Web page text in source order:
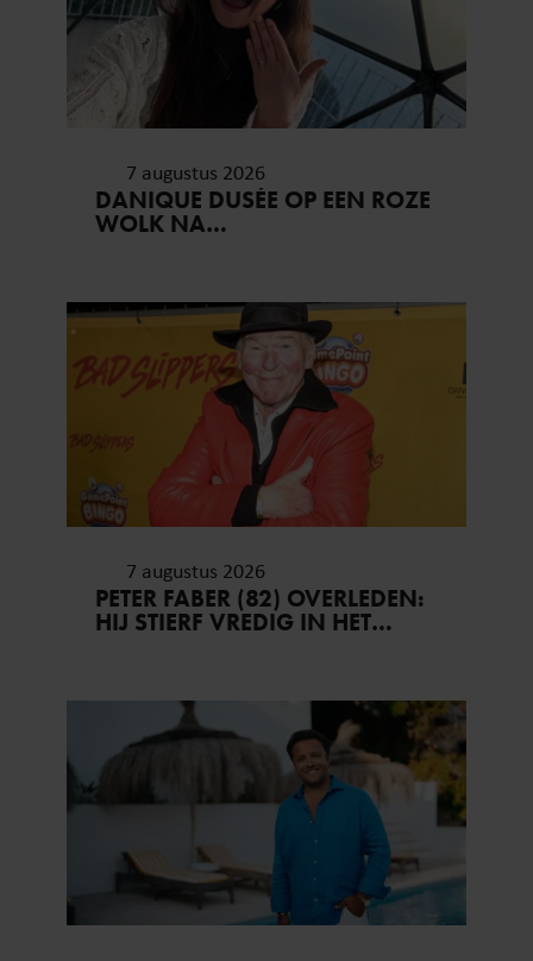
7 augustus 2026
DANIQUE DUSÉE OP EEN ROZE
WOLK NA
7 augustus 2026
PETER FABER (82) OVERLEDEN:
HIJ STIERF VREDIG IN HET